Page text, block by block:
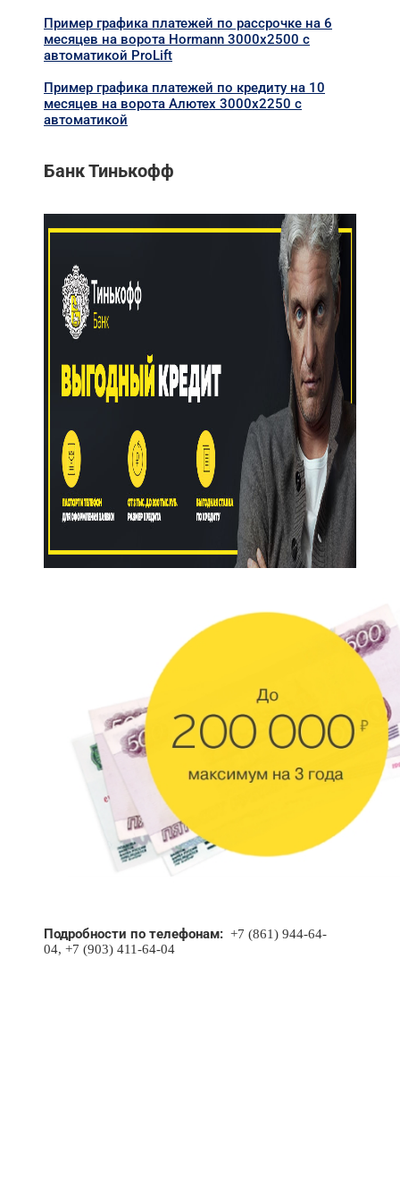
Пример графика платежей по рассрочке на 6
месяцев на ворота Hormann 3000х2500 с
автоматикой ProLift
Пример графика платежей по кредиту на 10
месяцев на ворота Алютех 3000х2250 с
автоматикой
Банк Тинькофф
Подробности по телефонам: +7 (861) 944-64-
04, +7 (903) 411-64-04